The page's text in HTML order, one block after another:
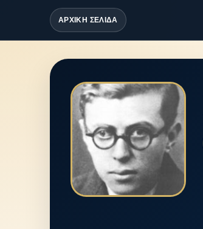
ΑΡΧΙΚΗ ΣΕΛΙΔΑ